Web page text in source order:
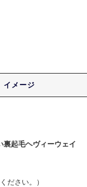
イメージ
裏起毛ヘヴィーウェイ
ださい。）